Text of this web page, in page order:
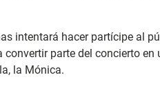
intentará hacer partícipe al
parte del concierto en
la Mónica.